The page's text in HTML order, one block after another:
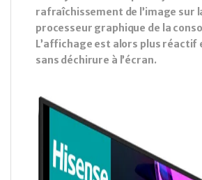
rafraîchissement de l’image sur
processeur graphique de la
L’affichage est alors plus réactif
sans déchirure à l’écran.